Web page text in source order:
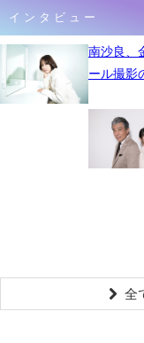
インタビュー
南沙良、
ール撮影
全